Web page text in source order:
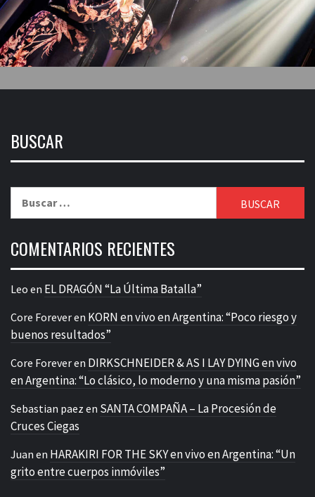
BUSCAR
COMENTARIOS RECIENTES
Leo en EL DRAGÓN “La Última Batalla”
Core Foreveren KORN en vivo en Argentina: “Poco riesgo y
buenos resultados”
Core Foreveren DIRKSCHNEIDER & AS I LAY DYING en vivo
en Argentina: “Lo clásico, lo moderno y una misma pasión”
Sebastian paez en SANTA COMPAÑA – La Procesión de
Cruces Ciegas
Juan en HARAKIRI FOR THE SKY en vivo en Argentina: “Un
grito entre cuerpos inmóviles”